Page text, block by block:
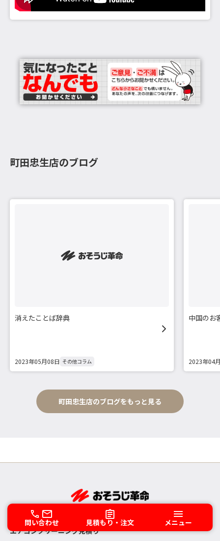
町田忠生店のブログ
消えたことば辞典
2023年05月08日 その他コラム
中国のお
2023年04
町田忠生店のブログをもっと見る
問い合わせ 見積もり・注文
メニュー
エアコンクリーニング見積り